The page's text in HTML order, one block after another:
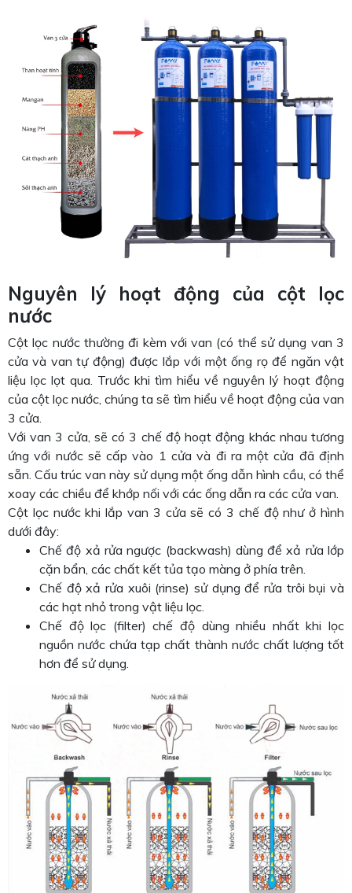
Nguyên lý hoạt động của cột lọc
nước
Cột lọc nước thường đi kèm với van (có thể sử dụng van 3
cửa và van tự động) được lắp với một ống rọ để ngăn vật
liệu lọc lọt qua. Trước khi tìm hiểu về nguyên lý hoạt động
của cột lọc nước, chúng ta sẽ tìm hiểu về hoạt động của van
3 cửa.
Với van 3 cửa, sẽ có 3 chế độ hoạt động khác nhau tương
ứng với nước sẽ cấp vào 1 cửa và đi ra một cửa đã định
sẵn. Cấu trúc van này sử dụng một ống dẫn hình cầu, có thể
xoay các chiều để khớp nối với các ống dẫn ra các cửa van.
Cột lọc nước khi lắp van 3 cửa sẽ có 3 chế độ như ở hình
dưới đây:
Chế độ xả rửa ngược (backwash) dùng để xả rửa lớp
cặn bẩn, các chất kết tủa tạo màng ở phía trên.
Chế độ xả rửa xuôi (rinse) sử dụng để rửa trôi bụi và
các hạt nhỏ trong vật liệu lọc.
Chế độ lọc (filter) chế độ dùng nhiều nhất khi lọc
nguồn nước chứa tạp chất thành nước chất lượng tốt
hơn để sử dụng.